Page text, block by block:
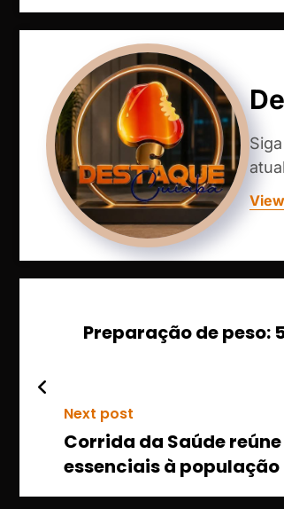
Preparação de peso:
Next post
Corrida da Saúde
essenciais à população